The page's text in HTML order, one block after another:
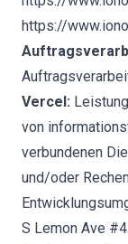
https://
Vercel:
von
verbundenen
und/oder
S Lemon Ave